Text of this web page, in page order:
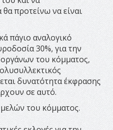
θα προτείνω να είναι
πάγιο αναλογικό
30%, για την
του κόμματος,
δυνατότητα έκφρασης
σε αυτό.
του κόμματος.